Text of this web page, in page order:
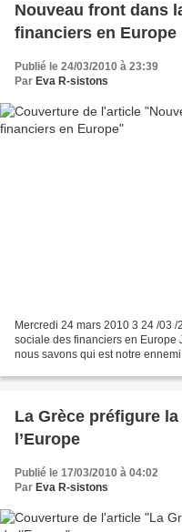
Nouveau front dans
financiers en Europe
Publié le 24/03/2010 à 23:39
Par Eva R-sistons
Mercredi 24 mars 2010 3 24 /03
sociale des financiers en Europe
nous savons qui est notre
La Grèce préfigure
l’Europe
Publié le 17/03/2010 à 04:02
Par Eva R-sistons